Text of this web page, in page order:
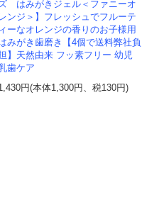
ズ はみがきジェル＜ファニーオ
レンジ＞】フレッシュでフルーテ
ィーなオレンジの香りのお子様用
みがき歯磨き【4個で送料弊社負
】天然由来 フッ素フリー 幼児
歯ケア
円(本体1,300円、税130円)